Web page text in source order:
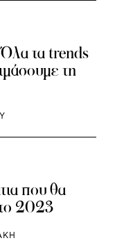
τα trends
τη
που θα
2023